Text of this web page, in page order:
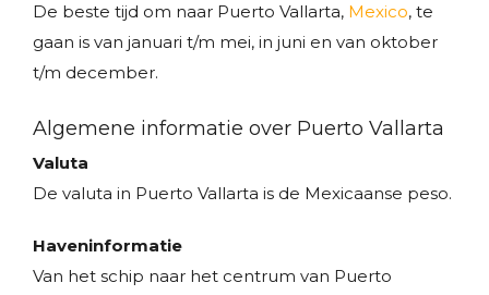
De beste tijd om naar Puerto Vallarta, Mexico, te
gaan is van januari t/m mei, in juni en van oktober
t/m december.
Algemene informatie over Puerto Vallarta
Valuta
De valuta in Puerto Vallarta is de Mexicaanse peso.
Haveninformatie
Van het schip naar het centrum van Puerto